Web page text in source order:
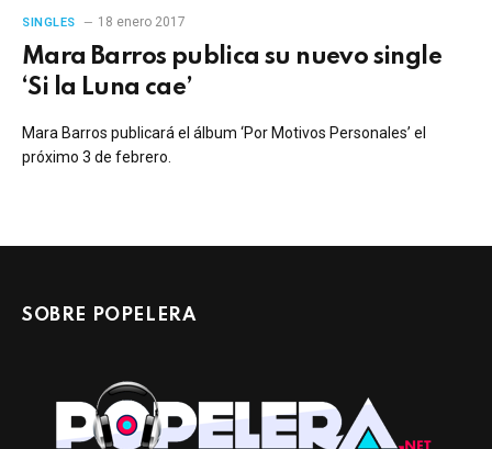
SINGLES 18 enero 2017
Mara Barros publica su nuevo single
‘Si la Luna cae’
Mara Barros publicará el álbum ‘Por Motivos Personales’ el
próximo 3 de febrero.
SOBRE POPELERA